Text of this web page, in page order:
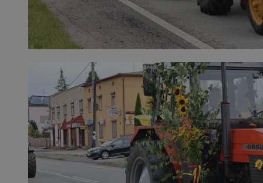
Niesklasyfikowane
Niezbędne Wydajność Targetowanie
Niezbędne pliki cookie umożliwiają korzystanie z podstawowych
takich jak logowanie użytkownika i zarządzanie kontem. Bez
można prawidłowo korzystać ze strony internetowej.
Nazwa
Provider/
Domena
Okres
orzesze.com.pl 1 rok